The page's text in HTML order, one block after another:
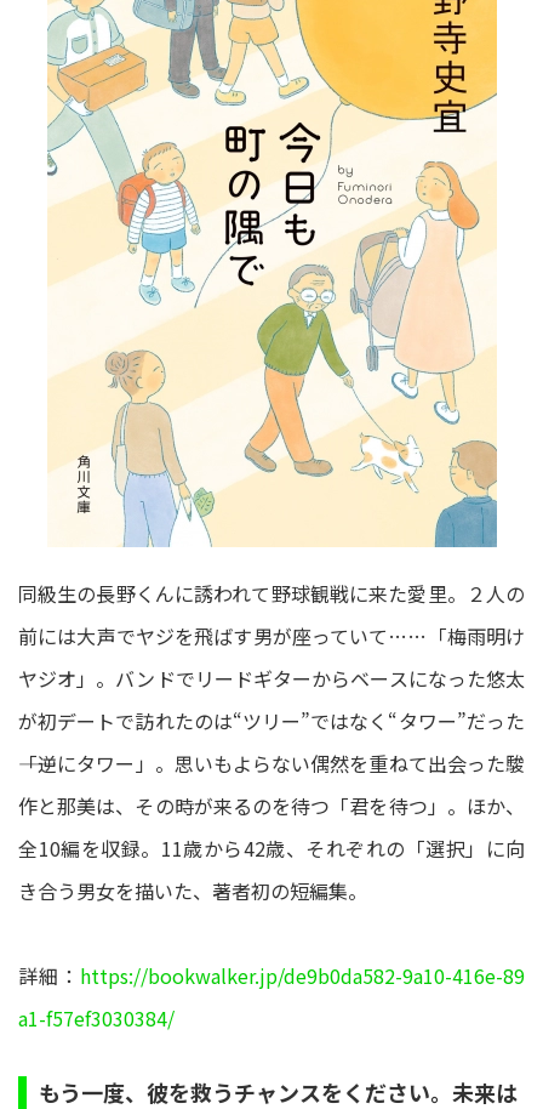
同級生の長野くんに誘われて野球観戦に来た愛里。２人の
前には大声でヤジを飛ばす男が座っていて……「梅雨明け
ヤジオ」。バンドでリードギターからベースになった悠太
が初デートで訪れたのは“ツリー”ではなく“タワー”だった
――「逆にタワー」。思いもよらない偶然を重ねて出会った駿
作と那美は、その時が来るのを待つ「君を待つ」。ほか、
全10編を収録。11歳から42歳、それぞれの「選択」に向
き合う男女を描いた、著者初の短編集。
詳細： https://bookwalker.jp/de9b0da582-9a10-416e-89
a1-f57ef3030384/
もう一度、彼を救うチャンスをください。未来は